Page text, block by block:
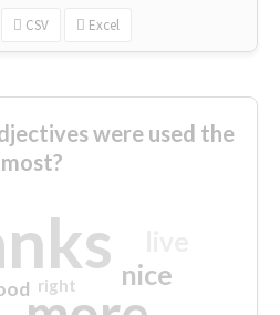
CSV Excel
were used the
most?
nice
right